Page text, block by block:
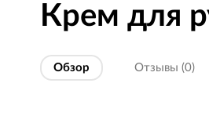
Крем для
Обзор Отзывы (0)